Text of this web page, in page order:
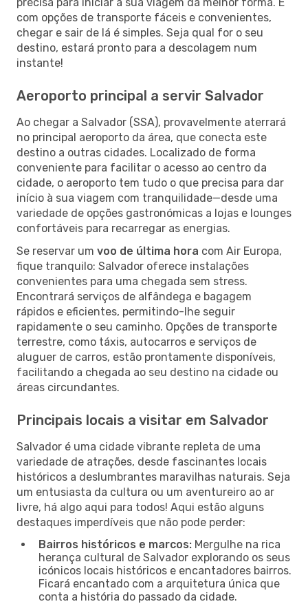
com opções de transporte fáceis e convenientes,
chegar e sair de lá é simples. Seja qual for o seu
destino, estará pronto para a descolagem num
instante!
Aeroporto principal a servir Salvador
Ao chegar a Salvador (SSA), provavelmente aterrará
no principal aeroporto da área, que conecta este
destino a outras cidades. Localizado de forma
conveniente para facilitar o acesso ao centro da
cidade, o aeroporto tem tudo o que precisa para dar
início à sua viagem com tranquilidade—desde uma
variedade de opções gastronómicas a lojas e lounges
confortáveis para recarregar as energias.
Se reservar um voo de última hora com Air Europa,
fique tranquilo: Salvador oferece instalações
convenientes para uma chegada sem stress.
Encontrará serviços de alfândega e bagagem
rápidos e eficientes, permitindo-lhe seguir
rapidamente o seu caminho. Opções de transporte
terrestre, como táxis, autocarros e serviços de
aluguer de carros, estão prontamente disponíveis,
facilitando a chegada ao seu destino na cidade ou
áreas circundantes.
Principais locais a visitar em Salvador
Salvador é uma cidade vibrante repleta de uma
variedade de atrações, desde fascinantes locais
históricos a deslumbrantes maravilhas naturais. Seja
um entusiasta da cultura ou um aventureiro ao ar
livre, há algo aqui para todos! Aqui estão alguns
destaques imperdíveis que não pode perder:
Bairros históricos e marcos: Mergulhe na rica
herança cultural de Salvador explorando os seus
icónicos locais históricos e encantadores bairros.
Ficará encantado com a arquitetura única que
conta a história do passado da cidade.